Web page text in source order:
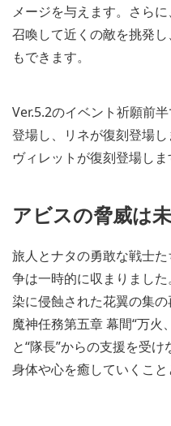
メージを与えます。さら
召喚して近くの敵を挑発
もできます。
Ver.5.2のイベント祈願前
登場し、リネが復刻登場
ヴィレットが復刻登場しま
アビスの脅威は
旅人とナタの勇敢な戦士
争は一時的に収まりまし
染に侵蝕された花翼の集の
魔神任務第五章 幕間“万火
と“隊長”からの支援を受
身体や心を癒していくこと